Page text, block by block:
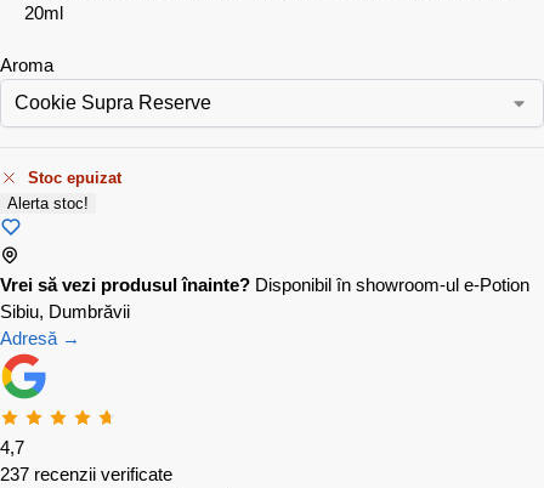
20ml
Aroma
Stoc epuizat
Alerta stoc!
Vrei să vezi produsul înainte? Disponibil în showroom-ul e-Potion
Sibiu, Dumbrăvii
Adresă →
4,7
237 recenzii verificate